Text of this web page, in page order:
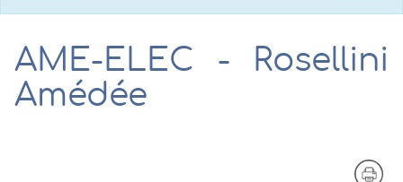
AME-ELEC - Rosellini
Amédée